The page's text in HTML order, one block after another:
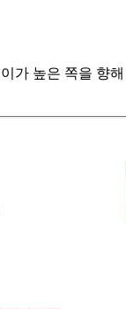
높은 쪽을 향